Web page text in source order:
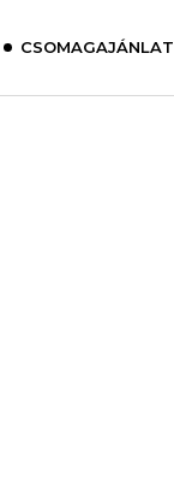
CSOMAGAJÁNLAT